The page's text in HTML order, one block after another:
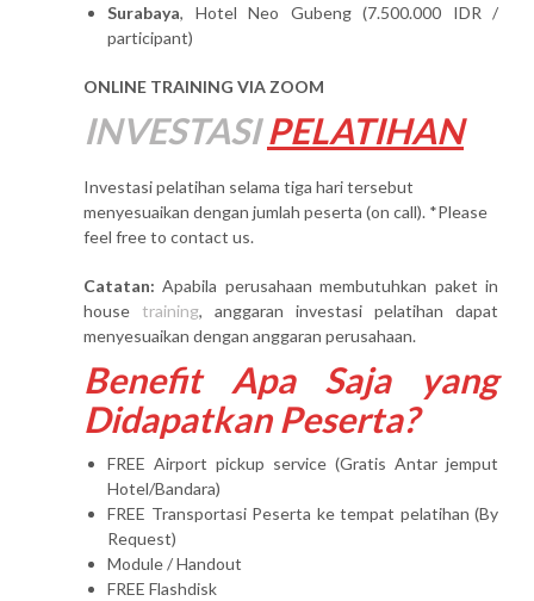
Surabaya, Hotel Neo Gubeng (7.500.000 IDR /
participant)
ONLINE TRAINING VIA ZOOM
INVESTASI PELATIHAN
Investasi pelatihan selama tiga hari tersebut
menyesuaikan dengan jumlah peserta (on call). *Please
feel free to contact us.
Catatan: Apabila perusahaan membutuhkan paket in
house training, anggaran investasi pelatihan dapat
menyesuaikan dengan anggaran perusahaan.
Benefit Apa Saja yang
Didapatkan Peserta?
FREE Airport pickup service (Gratis Antar jemput
Hotel/Bandara)
FREE Transportasi Peserta ke tempat pelatihan (By
Request)
Module / Handout
FREE Flashdisk